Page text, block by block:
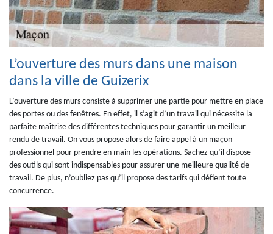
L’ouverture des murs dans une maison
dans la ville de Guizerix
L’ouverture des murs consiste à supprimer une partie pour mettre en place
des portes ou des fenêtres. En effet, il s’agit d’un travail qui nécessite la
parfaite maîtrise des différentes techniques pour garantir un meilleur
rendu de travail. On vous propose alors de faire appel à un maçon
professionnel pour prendre en main les opérations. Sachez qu’il dispose
des outils qui sont indispensables pour assurer une meilleure qualité de
travail. De plus, n’oubliez pas qu’il propose des tarifs qui défient toute
concurrence.